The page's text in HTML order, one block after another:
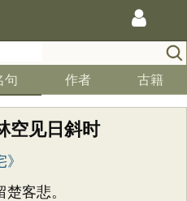
句 作者 古籍
空见日斜时
客悲。